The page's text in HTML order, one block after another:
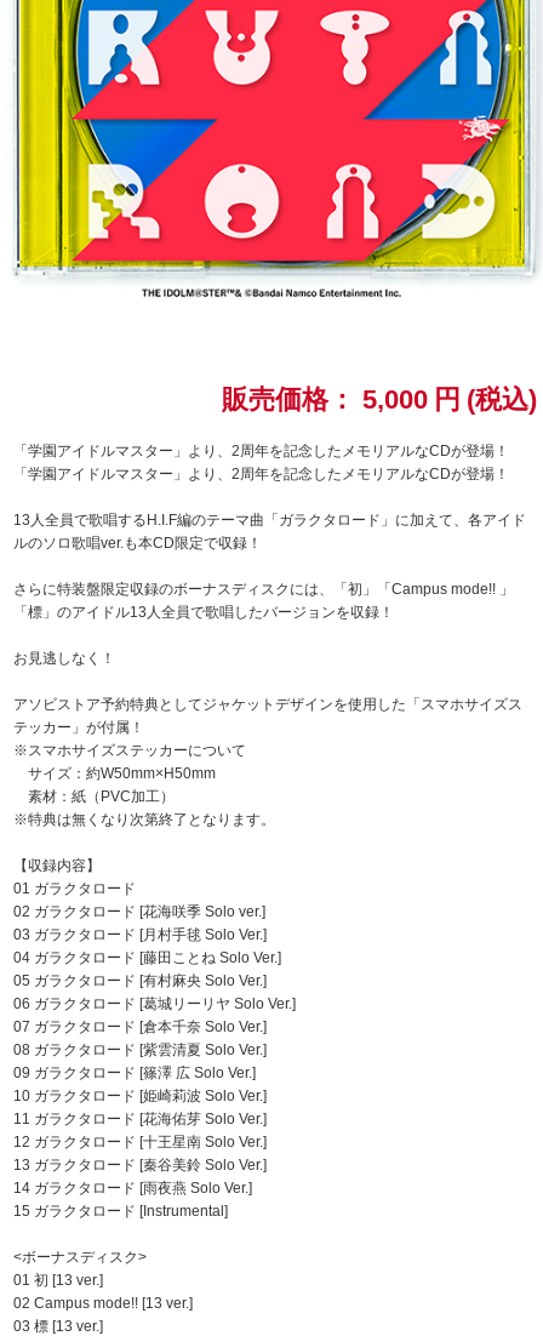
鉄拳
太鼓の達人
ACE COMBAT
パックマン
ナムコクラシック
スサノオマジック
ラブライブ！シリーズ
ラブライブ！虹ヶ咲学園スクールアイドル同好会
アイドリッシュセブン
モフモフパレード
販売価格： 5,000 円 (税込)
「学園アイドルマスター」より、2周年を記念したメモリアルなCDが登場！
「学園アイドルマスター」より、2周年を記念したメモリアルなCDが登場！
13人全員で歌唱するH.I.F編のテーマ曲「ガラクタロード」に加えて、各アイド
ルのソロ歌唱ver.も本CD限定で収録！
さらに特装盤限定収録のボーナスディスクには、「初」「Campus mode!! 」
「標」のアイドル13人全員で歌唱したバージョンを収録！
お見逃しなく！
アソビストア予約特典としてジャケットデザインを使用した「スマホサイズス
テッカー」が付属！
※スマホサイズステッカーについて
サイズ：約W50mm×H50mm
素材：紙（PVC加工）
※特典は無くなり次第終了となります。
【収録内容】
01 ガラクタロード
02 ガラクタロード [花海咲季 Solo ver.]
03 ガラクタロード [月村手毬 Solo Ver.]
04 ガラクタロード [藤田ことね Solo Ver.]
05 ガラクタロード [有村麻央 Solo Ver.]
06 ガラクタロード [葛城リーリヤ Solo Ver.]
07 ガラクタロード [倉本千奈 Solo Ver.]
08 ガラクタロード [紫雲清夏 Solo Ver.]
09 ガラクタロード [篠澤 広 Solo Ver.]
10 ガラクタロード [姫崎莉波 Solo Ver.]
11 ガラクタロード [花海佑芽 Solo Ver.]
12 ガラクタロード [十王星南 Solo Ver.]
13 ガラクタロード [秦谷美鈴 Solo Ver.]
14 ガラクタロード [雨夜燕 Solo Ver.]
15 ガラクタロード [Instrumental]
<ボーナスディスク>
01 初 [13 ver.]
02 Campus mode!! [13 ver.]
03 標 [13 ver.]